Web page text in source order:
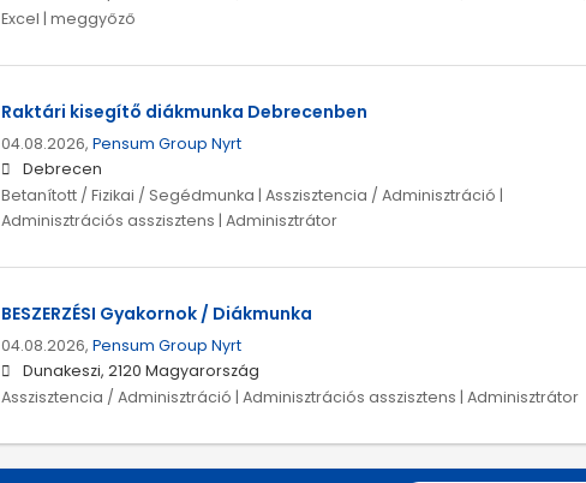
Excel | meggyőző
Raktári kisegítő diákmunka Debrecenben
04.08.2026, Pensum Group Nyrt
Debrecen
Betanított / Fizikai / Segédmunka | Asszisztencia / Adminisztráció |
Adminisztrációs asszisztens | Adminisztrátor
BESZERZÉSI Gyakornok / Diákmunka
04.08.2026, Pensum Group Nyrt
Dunakeszi, 2120 Magyarország
Asszisztencia / Adminisztráció | Adminisztrációs asszisztens | Adminisztrátor